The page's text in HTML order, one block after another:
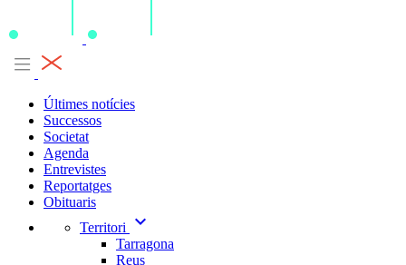
Últimes notícies
Successos
Societat
Agenda
Entrevistes
Reportatges
Obituaris
Territori
expand_more
Tarragona
Reus